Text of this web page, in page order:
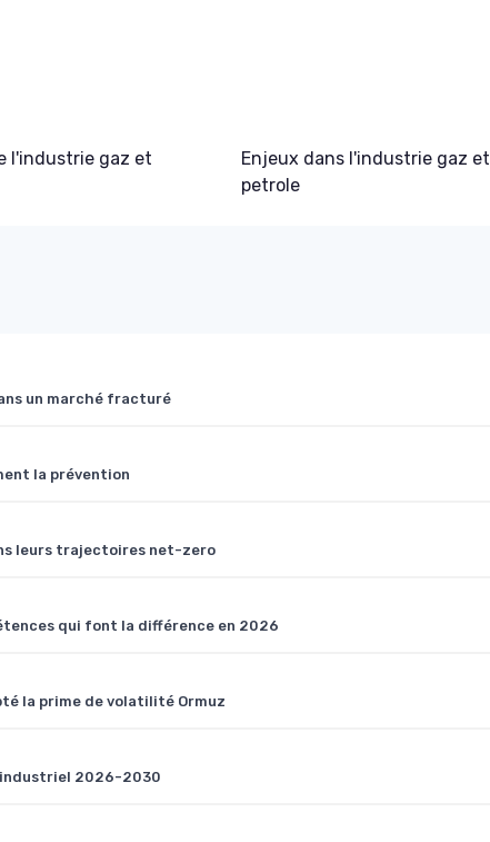
l'industrie gaz et
Enjeux dans l'industrie gaz et
petrole
un marché fracturé
la prévention
leurs trajectoires net-zero
qui font la différence en 2026
la prime de volatilité Ormuz
industriel 2026-2030